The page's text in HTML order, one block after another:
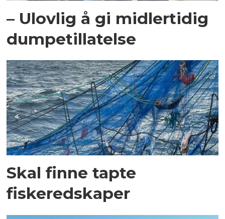
– Ulovlig å gi midlertidig
dumpetillatelse
Skal finne tapte
fiskeredskaper